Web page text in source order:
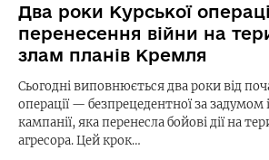
Два роки Курської
перенесення війни на
злам планів Кремля
Сьогодні виповнюється два роки від
операції — безпрецедентної за
кампанії, яка перенесла бойові дії на
агресора. Цей крок…